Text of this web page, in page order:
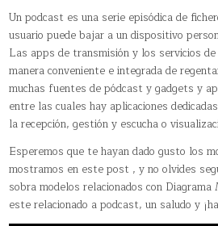
Un podcast​ es una serie episódica de
usuario puede bajar a un dispositivo
Las apps de transmisión y los servicios
manera conveniente e integrada de
muchas fuentes de pódcast y gadgets y
entre las cuales hay aplicaciones
la recepción, gestión y escucha o
Esperemos que te hayan dado gusto los
mostramos en este post , y no olvides
sobra modelos relacionados con
este relacionado a podcast, un saludo y